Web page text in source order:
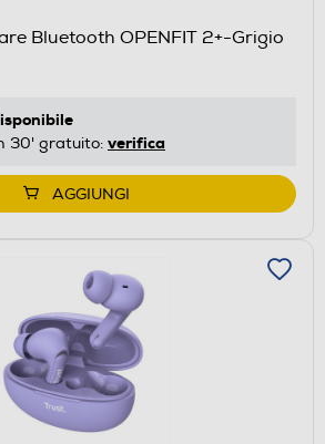
Bluetooth OPENFIT 2+-Grigio
30' gratuito: verifica
AGGIUNGI